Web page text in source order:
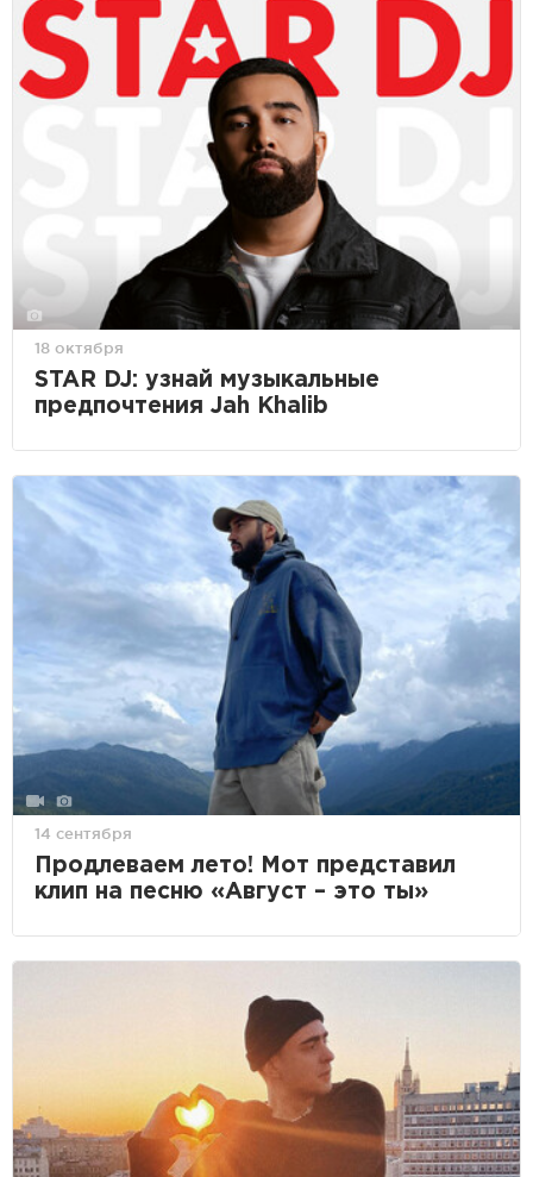
18 октября
STAR DJ: узнай музыкальные
предпочтения Jah Khalib
14 сентября
Продлеваем лето! Мот представил
клип на песню «Август – это ты»